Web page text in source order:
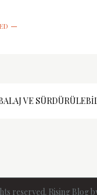
VE
reserved. Rising Blog